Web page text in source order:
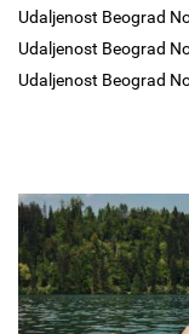
Udaljenost Beograd
Udaljenost Beograd
Udaljenost Beograd